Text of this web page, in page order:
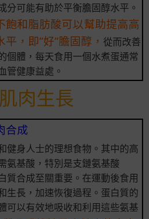
分可能有助於平衡膽固醇水平。
飽和脂肪酸可以幫助提高高
，即”好”膽固醇， 從而改善
個體，每天食用一個水煮蛋通常
管健康益處。
肉生長
合成
健身人士的理想食物。其中的高
氨基酸，特別是支鏈氨基酸
質合成至關重要。在運動後食用
生長，加速恢復過程。蛋白質的
可以有效地吸收和利用這些氨基